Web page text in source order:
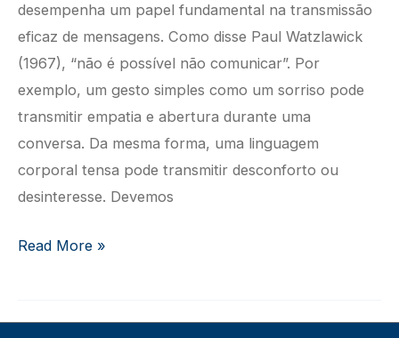
desempenha um papel fundamental na transmissão
eficaz de mensagens. Como disse Paul Watzlawick
(1967), “não é possível não comunicar”. Por
exemplo, um gesto simples como um sorriso pode
transmitir empatia e abertura durante uma
conversa. Da mesma forma, uma linguagem
corporal tensa pode transmitir desconforto ou
desinteresse. Devemos
HABILIDADES
EFICAZ
Read More »